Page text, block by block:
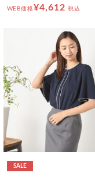
WEB価格¥4,612 税込
SALE